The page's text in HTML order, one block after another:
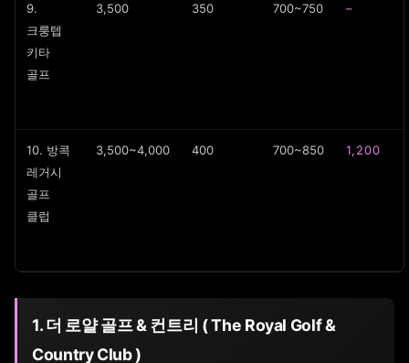
9.
크룽텝
키타
골프
3,500 350 700~750 –
10. 방콕
레거시
골프
클럽
3,500~4,000 400 700~850 1,200
1. 더 로얄 골프 & 컨트리 ( The Royal Golf &
Country Club )